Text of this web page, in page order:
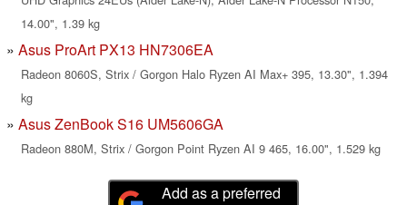
14.00", 1.39 kg
Asus ProArt PX13 HN7306EA
Radeon 8060S, Strix / Gorgon Halo Ryzen AI Max+ 395, 13.30", 1.394
kg
Asus ZenBook S16 UM5606GA
Radeon 880M, Strix / Gorgon Point Ryzen AI 9 465, 16.00", 1.529 kg
Add as a preferred